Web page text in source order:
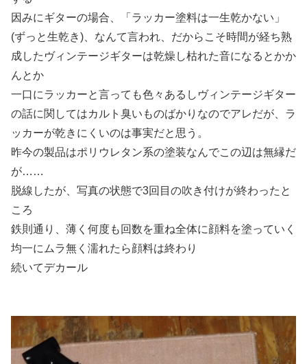
因みにギターの場合、「ラッカー塗料は一生乾かない」
(ずっと生乾き)、なんて言われ、だからこそ時間が経ち熟
成したヴィンテージギターは乾燥し枯れた音になるとかか
んとか
一口にラッカーと言っても色々あるしヴィンテージギター
の話に関してはカルト臭いものばかりなのでアレだが、ラ
ッカーが乾きにくいのは事実だと思う。
昨今の製品はポリウレタン系の塗装なんでこの辺は無縁だ
が……
脱線したが、写真の状態で3回目の吹き付けが終わったと
ころ
鉄則通り、薄く何度も回数を重ね全体に顔料を塗っていく
均一にムラ無く濡れたら顔料は終わり
続いてデカール